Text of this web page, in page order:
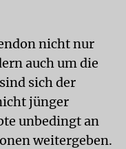
nicht nur
auch um die
sich der
jünger
unbedingt an
weitergeben.